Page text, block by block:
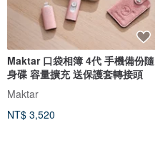
Maktar 口袋相簿 4代 手機備份隨
身碟 容量擴充 送保護套轉接頭
Maktar
NT$ 3,520